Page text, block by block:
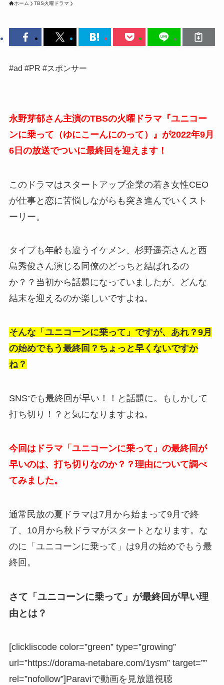
ホーム TBS火曜ドラマ
#ad #PR #スポンサー
永野芽郁さん主演のTBSの火曜ドラマ『ユニコー
ンに乗って（ゆにこーんにのって）』が2022年9月
6日の放送でついに最終回を迎えます！
このドラマはスタートアップ企業の若き女性CEO
が仕事と恋に苦悩しながらも突き進んでいくスト
ーリー。
タイプも年齢も違うイケメン、杉野遥亮さんと西
島秀俊さん演じる同僚のどっちと結ばれるの
か？？当初から話題になっていましたが、どんな
結末を迎えるのか楽しいですよね。
そんな「ユニコーンに乗って」ですが、あれ？9月
の始めでもう最終回？ちょっと早くないですか
ね？
SNSでも最終回が早い！！と話題に。もしかして
打ち切り！？と気になりますよね。
今回はドラマ「ユニコーンに乗って」の最終回が
早いのは、打ち切りなのか？？理由について調べ
てみました。
通常民放の夏ドラマは7月から始まって9月で終
了、10月から秋ドラマがスタートとなります。な
のに「ユニコーンに乗って」は9月の始めでもう最
終回。
さて「ユニコーンに乗って」が最終回が早い理
由とは？
[clickliscode color=”green” type=”growing”
url=”https://dorama-netabare.com/1ysm” target=””
rel=”nofollow”]Paraviで動画を見放題視聴